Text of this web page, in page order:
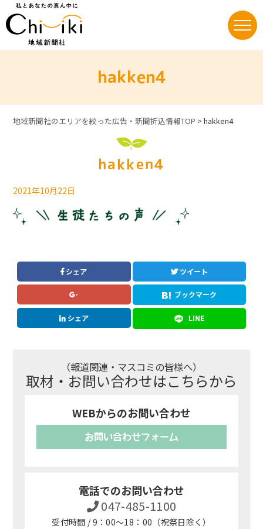
hakken4
地域新聞社のエリアを絞った広告・新聞折込情報TOP >hakken4
hakken4
2021年10月22日
シェア ツイート
ブックマーク
シェア LINE
（報道関連・マスコミの皆様へ）
取材・お問い合わせはこちらから
WEBからのお問い合わせ
お問い合わせフォーム
電話でのお問い合わせ
047-485-1100
受付時間 / 9：00～18：00（祝祭日除く）